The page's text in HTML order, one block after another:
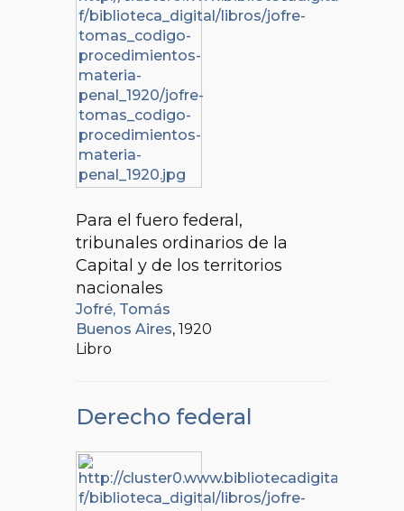
Para el fuero federal,
tribunales ordinarios de la
Capital y de los territorios
nacionales
Jofré, Tomás
Buenos Aires, 1920
Libro
Derecho federal